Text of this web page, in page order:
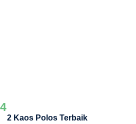
4
2 Kaos Polos Terbaik